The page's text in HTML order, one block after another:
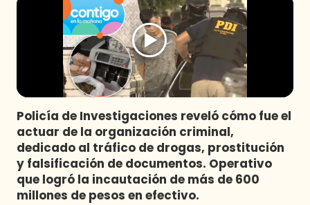
Policía de Investigaciones reveló cómo fue el
actuar de la organización criminal,
dedicado al tráfico de drogas, prostitución
y falsificación de documentos. Operativo
que logró la incautación de más de 600
millones de pesos en efectivo.
Programas
Club De La Comedia
Contigo en Directo
Plan Perfecto
El Tiempo
Sabingo
Todos Los Programas